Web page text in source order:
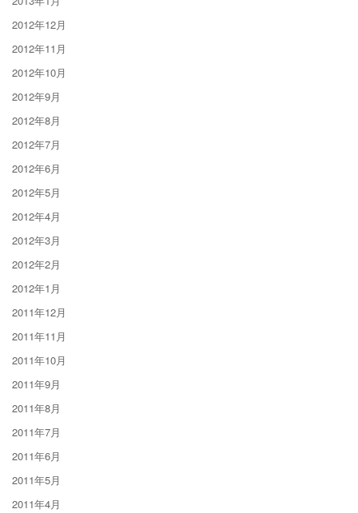
2012年12月
2012年11月
2012年10月
2012年9月
2012年8月
2012年7月
2012年6月
2012年5月
2012年4月
2012年3月
2012年2月
2012年1月
2011年12月
2011年11月
2011年10月
2011年9月
2011年8月
2011年7月
2011年6月
2011年5月
2011年4月